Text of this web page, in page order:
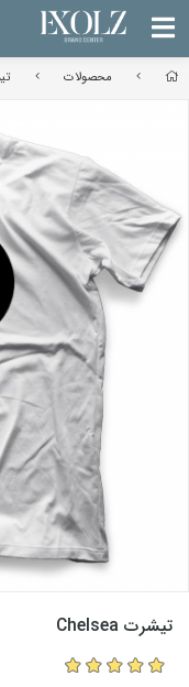
محصولات
تیشرت Chelsea